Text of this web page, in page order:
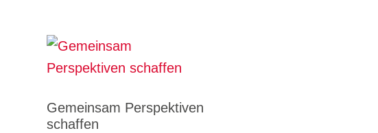
Gemeinsam Perspektiven
schaffen